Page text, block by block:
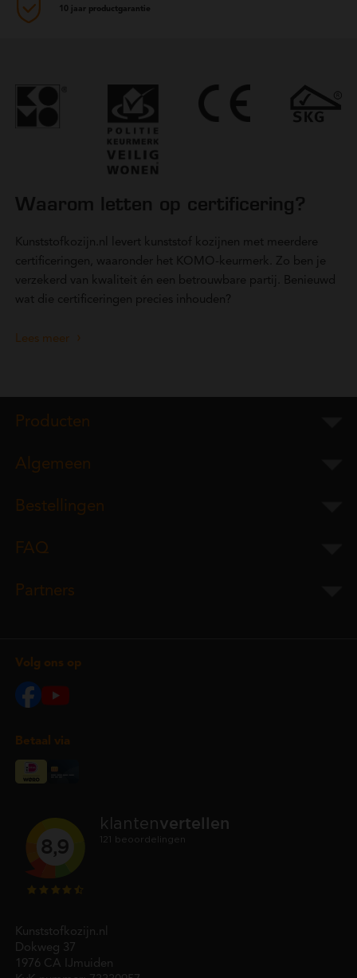
10 jaar productgarantie
Waarom letten op certificering?
Kunststofkozijn.nl levert kunststof kozijnen met meerdere
certificeringen, waaronder het KOMO-keurmerk. Zo ben je
verzekerd van kwaliteit én een betrouwbare partij. Benieuwd
wat die certificeringen precies inhouden?
Lees meer
Producten
Algemeen
Bestellingen
FAQ
Partners
Volg ons op
Betaal via
Kunststofkozijn.nl
Dokweg 37
1976 CA IJmuiden